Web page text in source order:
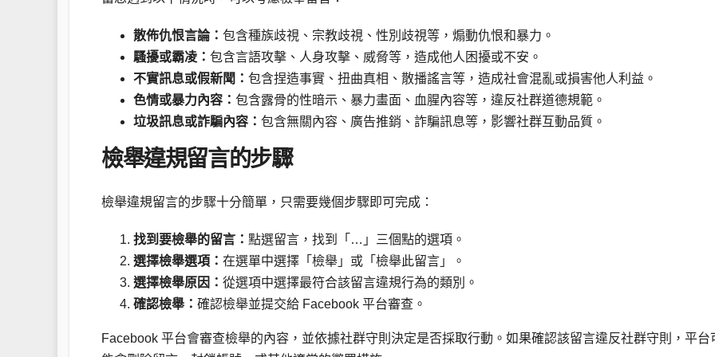
散佈仇恨言論： 包含種族歧視、宗教歧視、性別歧視等，煽動仇恨和暴力。
騷擾或霸凌： 包含言語攻擊、人身攻擊、威脅等，造成他人困擾或不安。
不實訊息或假新聞： 包含捏造事實、扭曲真相、散播謠言等，造成社會混亂或損害他人利益。
色情或暴力內容： 包含露骨的性暗示、暴力畫面、血腥內容等，違反社群道德規範。
垃圾訊息或詐騙內容： 包含無關內容、廣告推銷、詐騙訊息等，影響社群互動品質。
檢舉違規留言的步驟
檢舉違規留言的步驟十分簡單，只需要幾個步驟即可完成：
找到要檢舉的留言： 點選留言，找到「…」三個點的選項。
選擇檢舉選項： 在選單中選擇「檢舉」或「檢舉此留言」。
選擇檢舉原因： 從選項中選擇最符合該留言違規行為的類別。
確認檢舉： 確認檢舉並提交給 Facebook 平台審查。
Facebook 平台會審查檢舉的內容，並依據社群守則決定是否採取行動。如果確認該留言違反社群守則，平台